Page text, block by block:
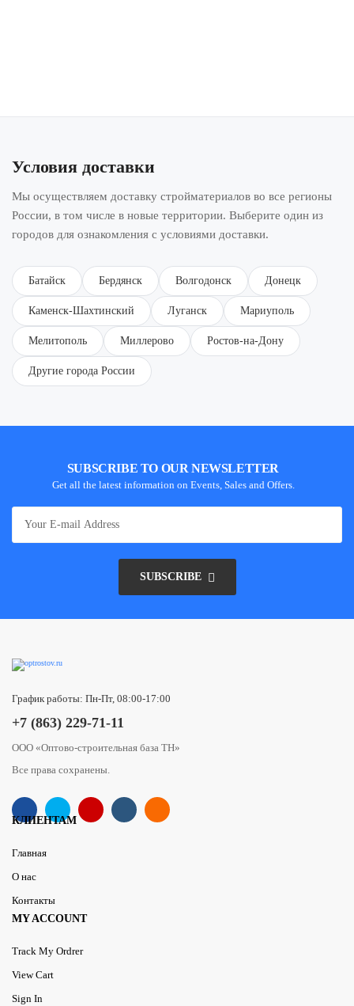
Условия доставки
Мы осуществляем доставку стройматериалов во все регионы
России, в том числе в новые территории. Выберите один из
городов для ознакомления с условиями доставки.
Батайск Бердянск Волгодонск Донецк
Каменск-Шахтинский Луганск Мариуполь
Мелитополь Миллерово Ростов-на-Дону
Другие города России
SUBSCRIBE TO OUR NEWSLETTER
Get all the latest information on Events, Sales and Offers.
SUBSCRIBE
График работы: Пн-Пт, 08:00-17:00
+7 (863) 229-71-11
ООО «Оптово-строительная база ТН»
Все права сохранены.
КЛИЕНТАМ
Главная
О нас
Контакты
MY ACCOUNT
Track My Ordrer
View Cart
Sign In